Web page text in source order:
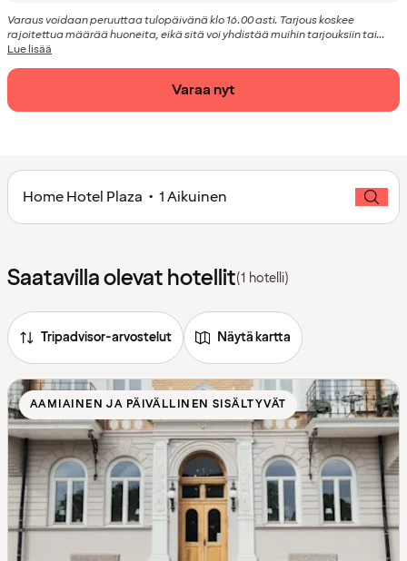
Varaus voidaan peruuttaa tulopäivänä klo 16.00 asti. Tarjous koskee
rajoitettua määrää huoneita, eikä sitä voi yhdistää muihin tarjouksiin tai...
Lue lisää
Varaa nyt
Home Hotel Plaza • 1 Aikuinen
Saatavilla olevat hotellit(1 hotelli)
Tripadvisor-arvostelut Näytä kartta
AAMIAINEN JA PÄIVÄLLINEN SISÄLTYVÄT